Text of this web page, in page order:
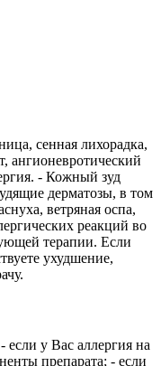
сенная лихорадка,
ангионевротический
- Кожный зуд
дерматозы, в том
ветряная оспа,
реакций во
терапии. Если
ухудшение,
у Вас аллергия на
препарата; - если